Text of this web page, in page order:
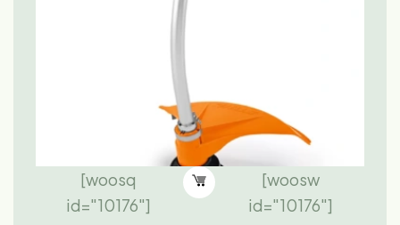
[woosq
id="10176"]
[woosw
id="10176"]